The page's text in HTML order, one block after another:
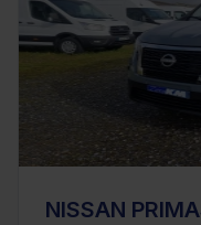
NISSAN